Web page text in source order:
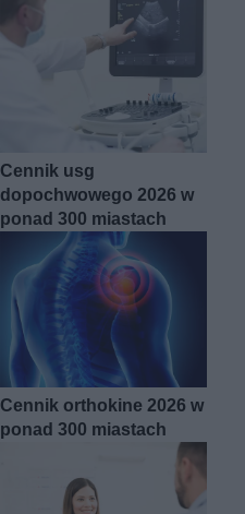
Cennik usg
dopochwowego 2026 w
ponad 300 miastach
Cennik orthokine 2026 w
ponad 300 miastach